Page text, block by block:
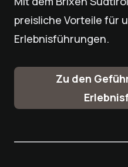
preisliche Vorteile für
Erlebnisführungen.
Zu den